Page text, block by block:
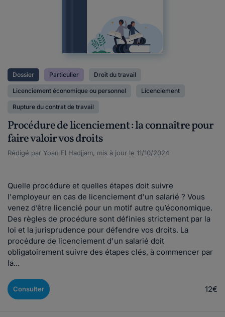
Dossier Particulier Droit du travail
Licenciement économique ou personnel Licenciement
Rupture du contrat de travail
Procédure de licenciement : la connaître pour
faire valoir vos droits
Rédigé par Yoan El Hadjjam, mis à jour le 11/10/2024
Quelle procédure et quelles étapes doit suivre
l'employeur en cas de licenciement d'un salarié ? Vous
venez d’être licencié pour un motif autre qu’économique.
Des règles de procédure sont définies strictement par la
loi et la jurisprudence pour défendre vos droits. La
procédure de licenciement d'un salarié doit
obligatoirement suivre des étapes clés, à commencer par
la...
Consulter 12€